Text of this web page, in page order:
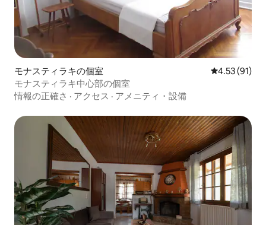
モナスティラキの個室 レビュー91
4.53 (91)
モナスティラキ中心部の個室
情報の正確さ · アクセス · アメニティ・設備